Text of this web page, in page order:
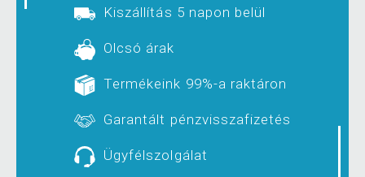
Kiszállítás 5 napon belül
Olcsó árak
Termékeink 99%-a raktáron
Garantált pénzvisszafizetés
Ügyfélszolgálat